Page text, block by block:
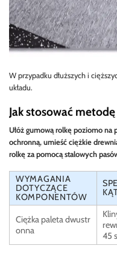
W przypadku dłuższych i
układu.
Jak stosować
Ułóż gumową rolkę poziomo
ochronną, umieść ciężkie
rolkę za pomocą stalowych
WYMAGANIA
DOTYCZĄCE
KOMPONENTÓW
Ciężka paleta dwustr
onna
45